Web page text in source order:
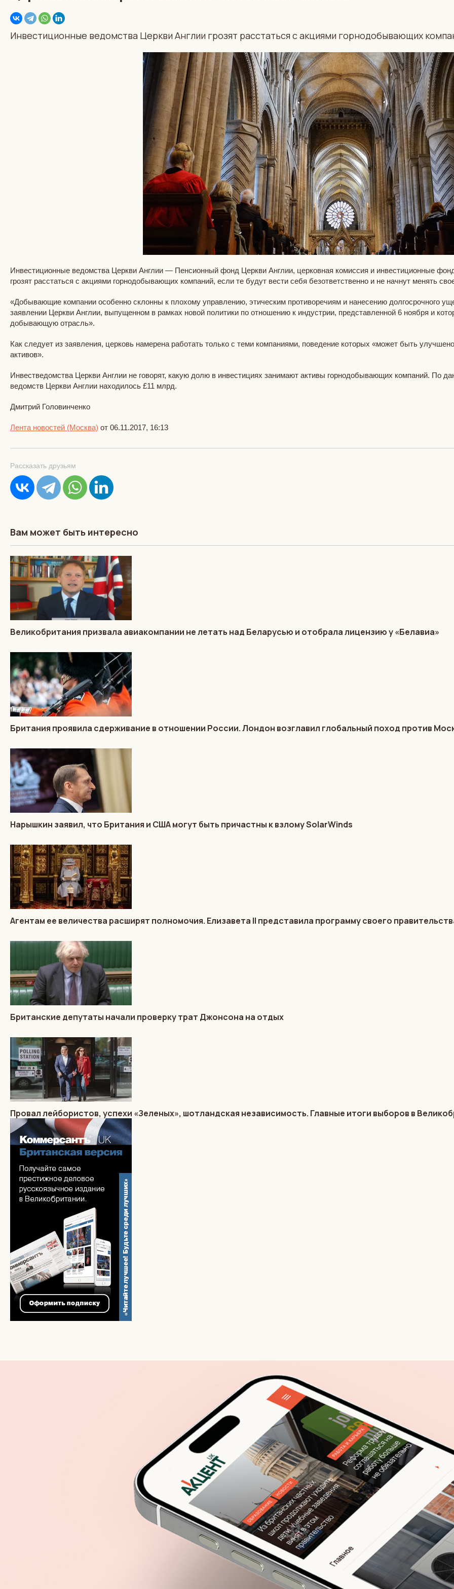
Инвестиционные ведомства Церкви Англии грозят расстаться с акциями горнодобывающих
Инвестиционные ведомства Церкви Англии — Пенсионный фонд Церкви Англии, церковная комиссия и инвестиционные
грозят расстаться с акциями горнодобывающих компаний, если те будут вести себя безответственно и не начнут менять
«Добывающие компании особенно склонны к плохому управлению, этическим противоречиям и нанесению долгосрочного
заявлении Церкви Англии, выпущенном в рамках новой политики по отношению к индустрии, представленной 6 ноября и
добывающую отрасль».
Как следует из заявления, церковь намерена работать только с теми компаниями, поведение которых «может быть
активов».
Инвестведомства Церкви Англии не говорят, какую долю в инвестициях занимают активы горнодобывающих компаний. По
ведомств Церкви Англии находилось £11 млрд.
Дмитрий Головинченко
Лента новостей (Москва) от 06.11.2017, 16:13
Рассказать друзьям
Вам может быть интересно
Великобритания призвала авиакомпании не летать над Беларусью и отобрала лицензию у «Белавиа»
Британия проявила сдерживание в отношении России. Лондон возглавил глобальный поход против
Нарышкин заявил, что Британия и США могут быть причастны к взлому SolarWinds
Агентам ее величества расширят полномочия. Елизавета II представила программу своего
Британские депутаты начали проверку трат Джонсона на отдых
Провал лейбористов, успехи «Зеленых», шотландская независимость. Главные итоги выборов в